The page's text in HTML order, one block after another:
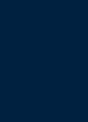
Facebook
le compte